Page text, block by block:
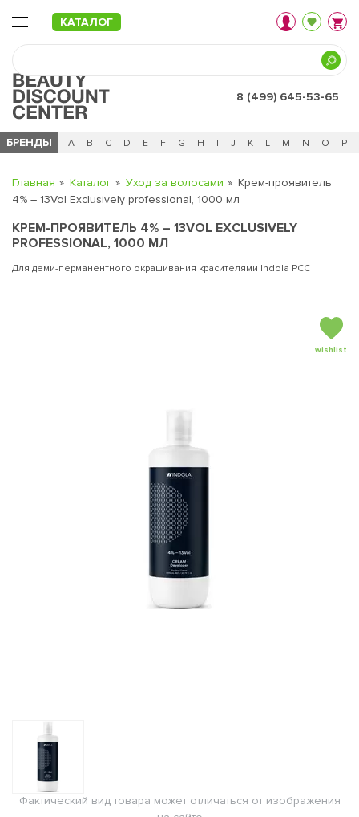
КАТАЛОГ
8 (499) 645-53-65
БРЕНДЫ
Ч 0 - 9 A B C D E F G H I J K L M N O P
Главная Каталог Уход за волосами
Крем-проявитель
4% – 13Vol Exсlusively professional, 1000 мл
КРЕМ-ПРОЯВИТЕЛЬ 4% – 13VOL EXСLUSIVELY
PROFESSIONAL, 1000 МЛ
Для деми-перманентного окрашивания красителями Indola PCC
wishlist
Фактический вид товара может отличаться от изображения